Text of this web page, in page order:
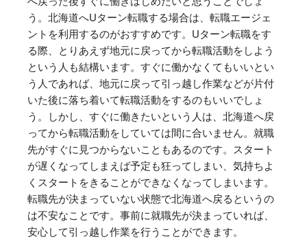
う。北海道へUターン転職する場合は、転職エージェ
ントを利用するのがおすすめです。Uターン転職をす
る際、とりあえず地元に戻ってから転職活動をしよう
という人も結構います。すぐに働かなくてもいいとい
う人であれば、地元に戻って引っ越し作業などが片付
いた後に落ち着いて転職活動をするのもいいでしょ
う。しかし、すぐに働きたいという人は、北海道へ戻
ってから転職活動をしていては間に合いません。就職
先がすぐに見つからないこともあるのです。スタート
が遅くなってしまえば予定も狂ってしまい、気持ちよ
くスタートをきることができなくなってしまいます。
転職先が決まっていない状態で北海道へ戻るというの
は不安なことです。事前に就職先が決まっていれば、
安心して引っ越し作業を行うことができます。